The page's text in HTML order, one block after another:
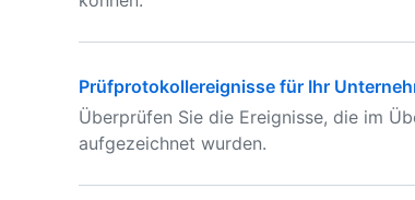
Prüfprotokollereignisse für Ihr
Überprüfen Sie die Ereignisse, die im
aufgezeichnet wurden.